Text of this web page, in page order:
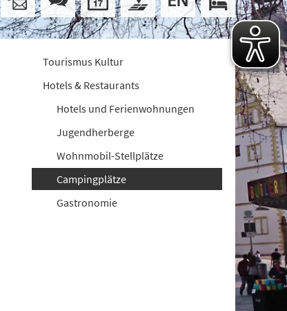
Tourismus Kultur
Hotels & Restaurants
Hotels und Ferienwohnungen
Jugendherberge
Wohnmobil-Stellplätze
Campingplätze
Gastronomie